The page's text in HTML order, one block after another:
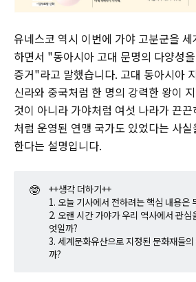
유네스코 역시 이번에 가야 고분군을
하면서 "동아시아 고대 문명의 다양성
증거"라고 말했습니다. 고대 동아시아
신라와 중국처럼 한 명의 강력한 왕이
것이 아니라 가야처럼 여섯 나라가 끈
처럼 운영된 연맹 국가도 있었다는 사
한다는 설명입니다.
🤓
++생각 더하기++
1. 오늘 기사에서 전하려는 핵심 내용은
2. 오랜 시간 가야가 우리 역사에서 관
엇일까?
3. 세계문화유산으로 지정된 문화재들
까?